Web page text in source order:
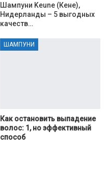
Шампуни Keune (Кене),
Нидерланды – 5 выгодных
качеств…
ШАМПУНИ
Как остановить выпадение
волос: 1, но эффективный
способ